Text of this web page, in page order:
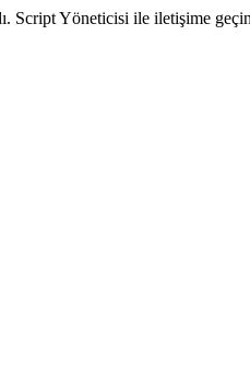
Script Yöneticisi ile iletişime